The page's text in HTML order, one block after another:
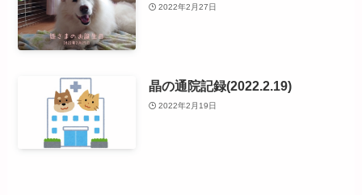
2022年2月27日
晶の通院記録(2022.2.19)
2022年2月19日